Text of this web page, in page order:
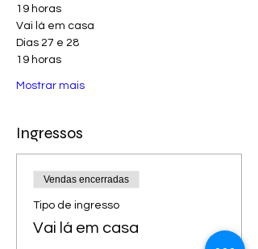
19 horas
Vai lá em casa
Dias 27 e 28
19 horas
Mostrar mais
Ingressos
Vendas encerradas
Tipo de ingresso
Vai lá em casa